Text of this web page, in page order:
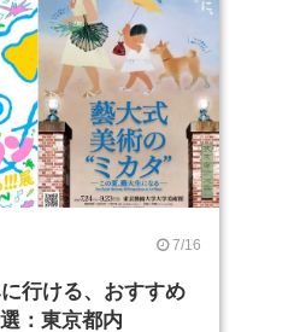
7/16
行ける、おすすめ
：東京都内